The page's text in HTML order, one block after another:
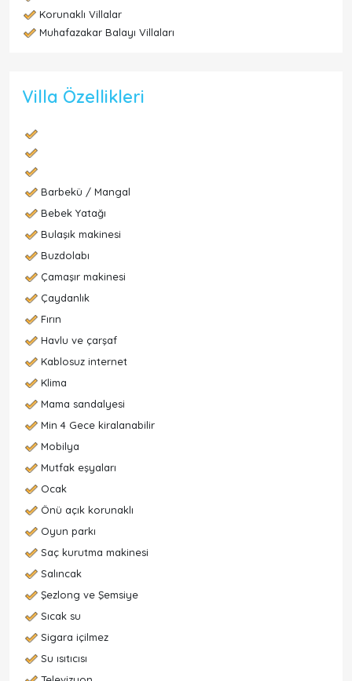
Korunaklı Villalar
Muhafazakar Balayı Villaları
Villa Özellikleri
Barbekü / Mangal
Bebek Yatağı
Bulaşık makinesi
Buzdolabı
Çamaşır makinesi
Çaydanlık
Fırın
Havlu ve çarşaf
Kablosuz internet
Klima
Mama sandalyesi
Min 4 Gece kiralanabilir
Mobilya
Mutfak eşyaları
Ocak
Önü açık korunaklı
Oyun parkı
Saç kurutma makinesi
Salıncak
Şezlong ve Şemsiye
Sıcak su
Sigara içilmez
Su ısıtıcısı